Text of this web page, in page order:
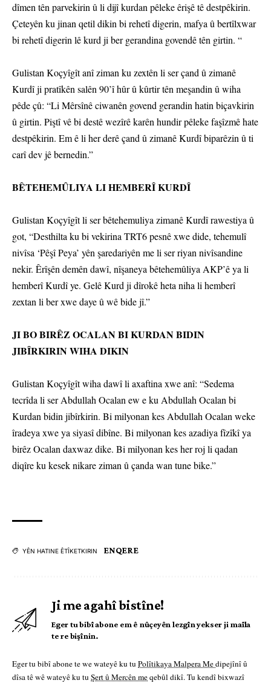
dîmen tên parvekirin û li dijî kurdan pêleke êrişê tê destpêkirin.
Çeteyên ku jinan qetil dikin bi rehetî digerin, mafya û bertîlxwar
bi rehetî digerin lê kurd ji ber gerandina govendê tên girtin. “
Gulistan Koçyîgît anî ziman ku zextên li ser çand û zimanê
Kurdî ji pratîkên salên 90’î hûr û kûrtir tên meşandin û wiha
pêde çû: “Li Mêrsînê ciwanên govend gerandin hatin biçavkirin
û girtin. Piştî vê bi destê wezîrê karên hundir pêleke faşîzmê hate
destpêkirin. Em ê li her derê çand û zimanê Kurdî biparêzin û ti
carî dev jê bernedin.”
BÊTEHEMÛLIYA LI HEMBERÎ KURDÎ
Gulistan Koçyîgît li ser bêtehemuliya zimanê Kurdî rawestiya û
got, “Desthilta ku bi vekirina TRT6 pesnê xwe dide, tehemulî
nivîsa ‘Pêşî Peya’ yên şaredariyên me li ser riyan nivîsandine
nekir. Êrîşên demên dawî, nîşaneya bêtehemûliya AKP’ê ya li
hemberî Kurdî ye. Gelê Kurd ji dîrokê heta niha li hemberî
zextan li ber xwe daye û wê bide jî.”
JI BO BIRÊZ OCALAN BI KURDAN BIDIN
JIBÎRKIRIN WIHA DIKIN
Gulistan Koçyîgît wiha dawî li axaftina xwe anî: “Sedema
tecrîda li ser Abdullah Ocalan ew e ku Abdullah Ocalan bi
Kurdan bidin jibîrkirin. Bi milyonan kes Abdullah Ocalan weke
îradeya xwe ya siyasî dibîne. Bi milyonan kes azadiya fîzîkî ya
birêz Ocalan daxwaz dike. Bi milyonan kes her roj li qadan
diqîre ku kesek nikare ziman û çanda wan tune bike.”
YÊN HATINE ÊTÎKETKIRIN ENQERE
Ji me agahî bistîne!
Eger tu bibî abone em ê nûçeyên lezgîn yekser ji maîla
te re bişînin.
Eger tu bibî abone te we wateyê ku tu Polîtikaya Malpera Medipejînî û
dîsa tê wê wateyê ku tu Şert û Mercên meqebûl dikî. Tu kendî bixwazî